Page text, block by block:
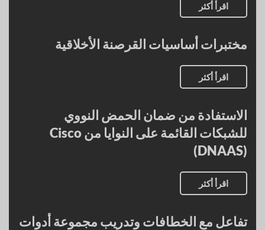
اقرأ أكثر
مختبرات أساسيات القرصنة الأخلاقية
اقرأ أكثر
الاستفادة من ضمان الحمض النووي
للشبكات القائمة على النوايا من Cisco
(DNAAS)
اقرأ أكثر
تفاعل مع الخطافات وتدريب مجموعة أدوات